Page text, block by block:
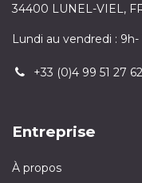
34400 LUNEL-VIEL,
Lundi au vendredi : 9h-
+33 (0)4 99 51 27 62
Entreprise
À propos